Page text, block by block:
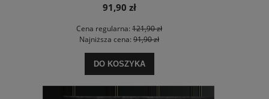
91,90 zł
Cena regularna: 121,90 zł
Najniższa cena: 91,90 zł
DO KOSZYKA